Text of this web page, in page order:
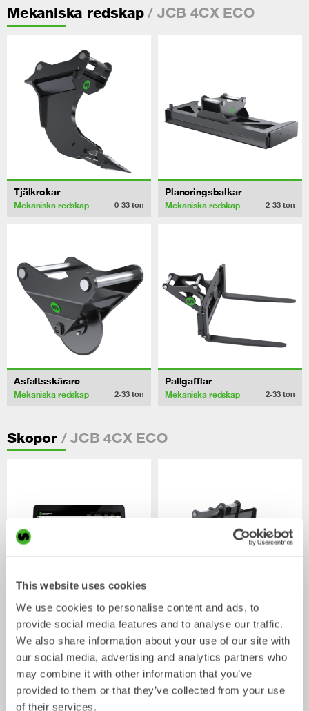
This website uses cookies
We use cookies to personalise content and ads, to
provide social media features and to analyse our traffic.
We also share information about your use of our site with
our social media, advertising and analytics partners who
may combine it with other information that you’ve
provided to them or that they’ve collected from your use
of their services.
Mekaniska redskap/ JCB 4CX ECO
Tjälkrokar
Mekaniska redskap 0-33 ton
Planeringsbalkar
Mekaniska redskap 2-33 ton
Asfaltsskärare
Mekaniska redskap 2-33 ton
Pallgafflar
Mekaniska redskap 2-33 ton
Skopor/ JCB 4CX ECO
Skopa Skopa 0-40